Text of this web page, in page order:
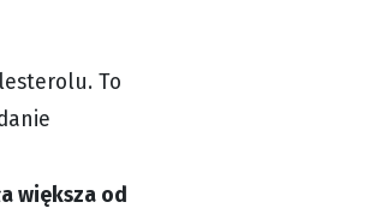
To
większa od